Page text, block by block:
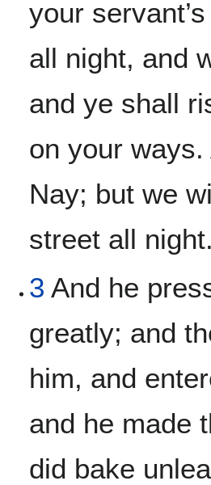
your
all night, and
and ye shall
on your
Nay; but we
street all
3 And he
greatly; and
him, and
and he made
did bake